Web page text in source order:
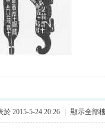
於 2015-5-24 20:26 顯示全部